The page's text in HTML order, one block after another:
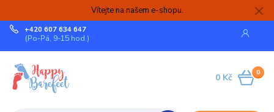
Vítejte na našem e-shopu.
+420 607 634 647
(Po-Pá, 9-15 hod.)
0
0 Kč